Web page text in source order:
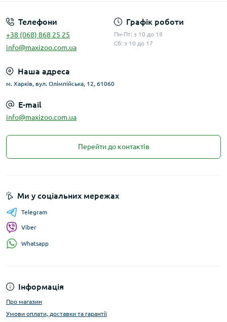
Телефони
+38 (068) 868 25 25
info@maxizoo.com.ua
Графік роботи
Пн-Пт: з 10 до 18
Сб: з 10 до 17
Наша адреса
м. Харків, вул. Олімпійська, 12, 61060
E-mail
info@maxizoo.com.ua
Перейти до контактів
Інформація
Про магазин
Умови оплати, доставки та гарантії
Ми у соціальних мережах
Telegram
Viber
Whatsapp